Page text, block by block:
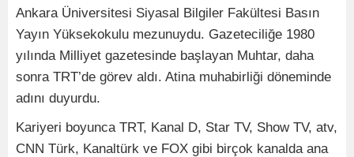
Ankara Üniversitesi Siyasal Bilgiler Fakültesi Basın
Yayın Yüksekokulu mezunuydu. Gazeteciliğe 1980
yılında Milliyet gazetesinde başlayan Muhtar, daha
sonra TRT’de görev aldı. Atina muhabirliği döneminde
adını duyurdu.
Kariyeri boyunca TRT, Kanal D, Star TV, Show TV, atv,
CNN Türk, Kanaltürk ve FOX gibi birçok kanalda ana